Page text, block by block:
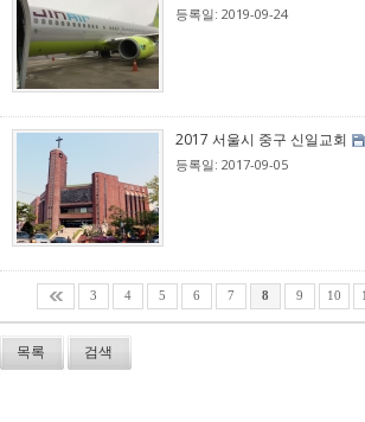
등록일: 2019-09-24
2017 서울시 중구 신일교회
등록일: 2017-09-05
3 4 5 6 7 8 9 10
목록 검색